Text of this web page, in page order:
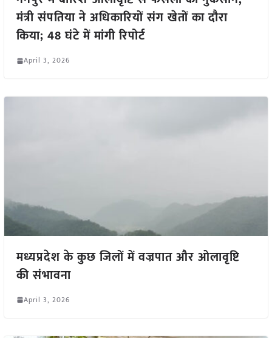
मंत्री संपतिया ने अधिकारियों संग खेतों का दौरा
किया; 48 घंटे में मांगी रिपोर्ट
April 3, 2026
मध्यप्रदेश के कुछ जिलों में वज्रपात और ओलावृष्टि
की संभावना
April 3, 2026